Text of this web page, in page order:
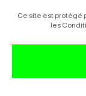
Ce site est protégé
les